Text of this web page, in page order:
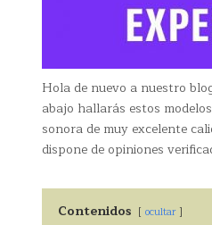
Hola de nuevo a nuestro
abajo hallarás estos
sonora de muy excelente
dispone de opiniones
Contenidos ocultar